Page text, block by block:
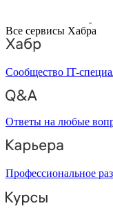
Все сервисы Хабра
Сообщество IT-
Ответы на любые
Профессиональное